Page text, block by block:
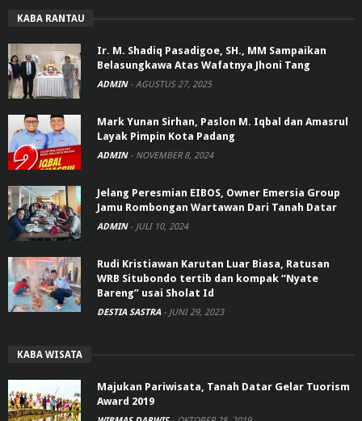
KABA RANTAU
Ir. M. Shadiq Pasadigoe, SH., MM Sampaikan
Belasungkawa Atas Wafatnya Jhoni Tang
ADMIN - AGUSTUS 27, 2025
Mark Yunan Sirhan, Paslon M. Iqbal dan Amasrul
Layak Pimpin Kota Padang
ADMIN - NOVEMBER 8, 2024
Jelang Peresmian EIBOS, Owner Emersia Group
Jamu Rombongan Wartawan Dari Tanah Datar
ADMIN - JULI 10, 2024
Rudi Kristiawan Karutan Luar Biasa, Ratusan
WRB Situbondo tertib dan kompak “Nyate
Bareng” usai Sholat Id
DESTIA SASTRA - JUNI 29, 2023
KABA WISATA
Majukan Pariwisata, Tanah Datar Gelar Tuorism
Award 2019